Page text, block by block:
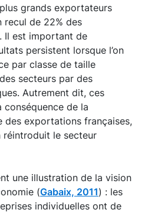
grands exportateurs
recul de 22% des
Il est important de
persistent lorsque l’on
par classe de taille
secteurs par des
Autrement dit, ces
conséquence de la
des exportations françaises,
réintroduit le secteur
une illustration de la vision
(Gabaix, 2011) : les
individuelles ont de